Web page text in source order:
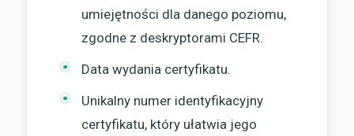
umiejętności dla danego poziomu,
zgodne z deskryptorami CEFR.
Data wydania certyfikatu.
Unikalny numer identyfikacyjny
certyfikatu, który ułatwia jego